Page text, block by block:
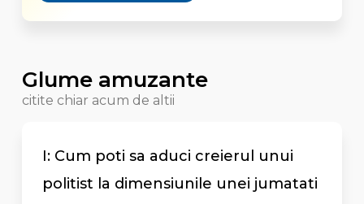
Glume amuzante
citite chiar acum de altii
I: Cum poti sa aduci creierul unui
politist la dimensiunile unei jumatati